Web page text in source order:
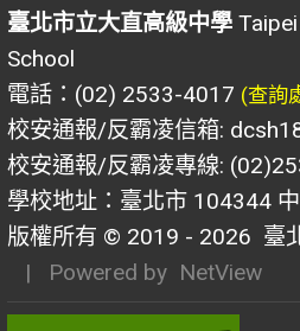
臺北市立大直高級中學
School
電話：(02) 2533-4017 (查詢
校安通報/反霸凌信箱:
校安通報/反霸凌專線:
學校地址：臺北市 104344
版權所有 © 2019 - 2026 臺
| Powered by NetView